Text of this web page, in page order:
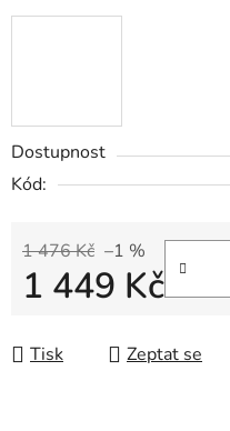
Dostupnost
Kód:
1 476 Kč –1 %
1 449 Kč
Tisk Zeptat se